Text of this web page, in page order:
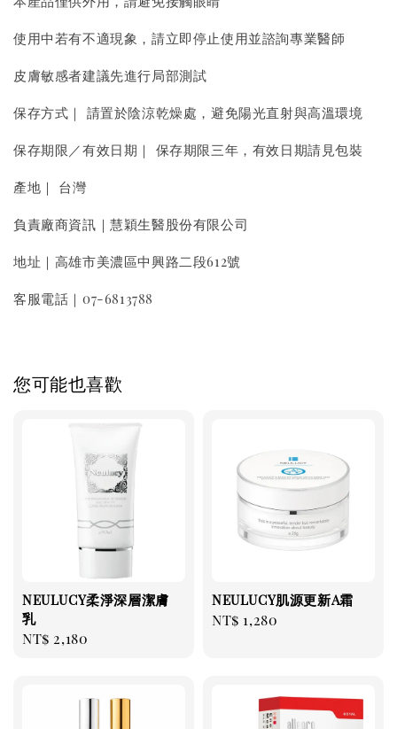
使用中若有不適現象，請立即停止使用並諮詢專業醫師
皮膚敏感者建議先進行局部測試
保存方式｜ 請置於陰涼乾燥處，避免陽光直射與高溫環境
保存期限／有效日期｜ 保存期限三年，有效日期請見包裝
產地｜ 台灣
負責廠商資訊｜慧穎生醫股份有限公司
地址｜高雄市美濃區中興路二段612號
客服電話｜07-6813788
您可能也喜歡
NEULUCY柔淨深層潔膚
乳
Regular
NT$ 2,180
NEULUCY肌源更新A霜
Regular
NT$ 1,280